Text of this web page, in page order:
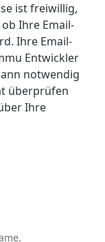
ist freiwillig,
Ihre Email-
Ihre Email-
Entwickler
notwendig
überprüfen
Ihre